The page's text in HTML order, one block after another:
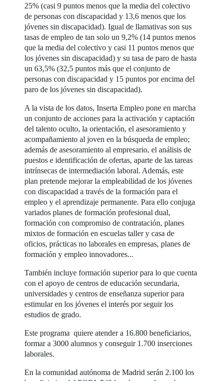
25% (casi 9 puntos menos que la media del colectivo
de personas con discapacidad y 13,6 menos que los
jóvenes sin discapacidad). Igual de llamativas son sus
tasas de empleo de tan solo un 9,2% (14 puntos menos
que la media del colectivo y casi 11 puntos menos que
los jóvenes sin discapacidad) y su tasa de paro de hasta
un 63,5% (32,5 puntos más que el conjunto de
personas con discapacidad y 15 puntos por encima del
paro de los jóvenes sin discapacidad).
A la vista de los datos, Inserta Empleo pone en marcha
un conjunto de acciones para la activación y captación
del talento oculto, la orientación, el asesoramiento y
acompañamiento al joven en la búsqueda de empleo;
además de asesoramiento al empresario, el análisis de
puestos e identificación de ofertas, aparte de las tareas
intrínsecas de intermediación laboral. Además, este
plan pretende mejorar la empleabilidad de los jóvenes
con discapacidad a través de la formación para el
empleo y el aprendizaje permanente. Para ello conjuga
variados planes de formación profesional dual,
formación con compromiso de contratación, planes
mixtos de formación en escuelas taller y casa de
oficios, prácticas no laborales en empresas, planes de
formación y empleo innovadores...
También incluye formación superior para lo que cuenta
con el apoyo de centros de educación secundaria,
universidades y centros de enseñanza superior para
estimular en los jóvenes el interés por seguir los
estudios de grado.
Este programa quiere atender a 16.800 beneficiarios,
formar a 3000 alumnos y conseguir 1.700 inserciones
laborales.
En la comunidad autónoma de Madrid serán 2.100 los